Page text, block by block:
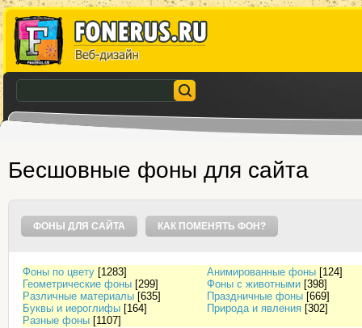
Бесшовные фоны для сайта
ФОНЫ ДЛЯ САЙТА КАК ПОМЕНЯТЬ ФОН?
Фоны по цвету [1283] Анимированные фоны [124]
Геометрические фоны [299] Фоны с животными [398]
Различные материалы [635] Праздничные фоны [669]
Буквы и иероглифы [164] Природа и явления [302]
Разные фоны [1107]